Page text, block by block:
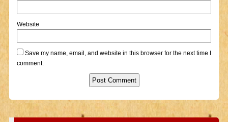
Website
Save my name, email, and website in this browser for the next time I
comment.